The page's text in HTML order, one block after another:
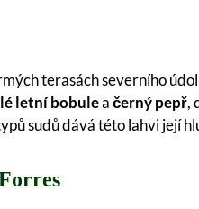
terasách severního
letní bobuleačerný pepř,
sudů dává této lahvi její